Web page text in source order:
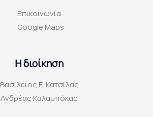
Επικοινωνία
Google Maps
Η διοίκηση
Βασίλειος Ε. Κατσίλας
Ανδρέας Καλαμπόκας